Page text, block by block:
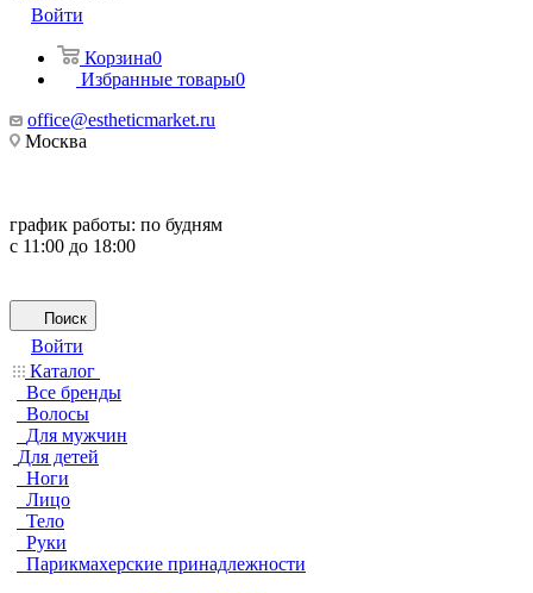
Войти
Корзина0
Избранные товары0
office@estheticmarket.ru
Москва
график работы: по будням
с 11:00 до 18:00
Поиск
Войти
Каталог
Все бренды
Волосы
Для мужчин
Для детей
Ноги
Лицо
Тело
Руки
Парикмахерские принадлежности